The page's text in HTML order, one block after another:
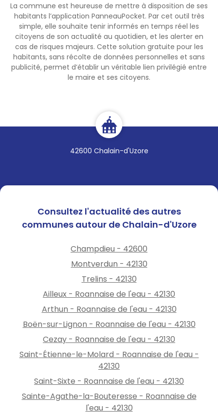
La commune est heureuse de mettre à disposition de ses
habitants l’application PanneauPocket. Par cet outil très
simple, elle souhaite tenir informés en temps réel les
citoyens de son actualité au quotidien, et les alerter en
cas de risques majeurs. Cette solution gratuite pour les
habitants, sans récolte de données personnelles et sans
publicité, permet d’établir un véritable lien privilégié entre
le maire et ses citoyens.
42600 Chalain-d'Uzore
Consultez l'actualité des autres
communes autour de Chalain-d'Uzore
Champdieu - 42600
Montverdun - 42130
Trelins - 42130
Ailleux - Roannaise de l'eau - 42130
Arthun - Roannaise de l'eau - 42130
Boën-sur-Lignon - Roannaise de l'eau - 42130
Cezay - Roannaise de l'eau - 42130
Saint-Étienne-le-Molard - Roannaise de l'eau -
42130
Saint-Sixte - Roannaise de l'eau - 42130
Sainte-Agathe-la-Bouteresse - Roannaise de
l'eau - 42130